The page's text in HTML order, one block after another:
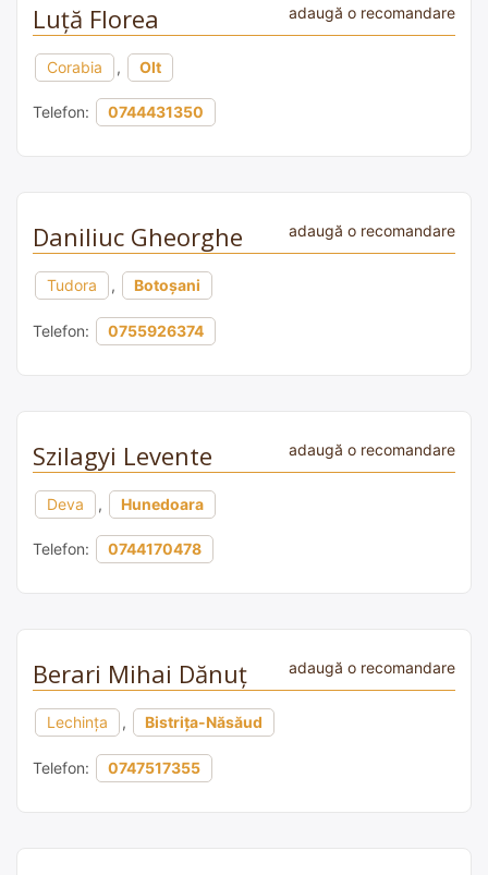
Luță Florea adaugă o recomandare
Corabia , Olt
Telefon: 0744431350
Daniliuc Gheorghe adaugă o recomandare
Tudora , Botoșani
Telefon: 0755926374
Szilagyi Levente adaugă o recomandare
Deva , Hunedoara
Telefon: 0744170478
Berari Mihai Dănuț adaugă o recomandare
Lechința , Bistrița-Năsăud
Telefon: 0747517355